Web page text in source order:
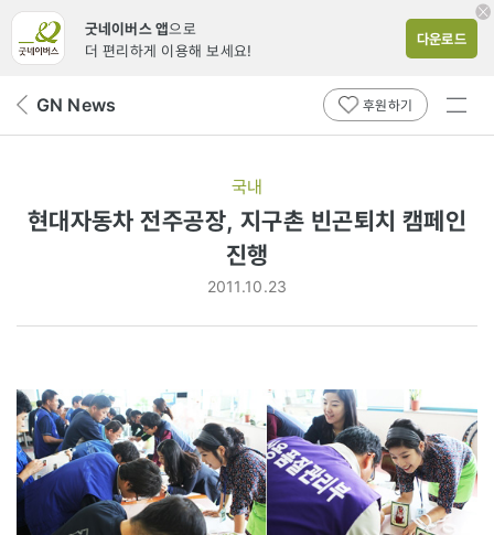
굿네이버스 앱으로
더 편리하게 이용해 보세요!
다운로드
뒤 GN News 후원하기
전체
국내
현대자동차 전주공장, 지구촌 빈곤퇴치 캠페인
진행
2011.10.23